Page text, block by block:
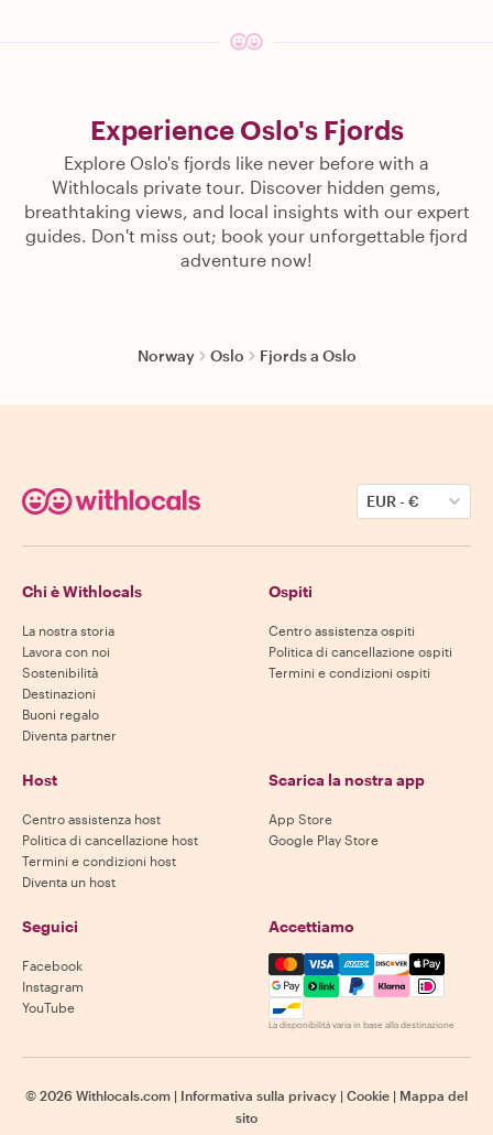
Experience Oslo's Fjords
Explore Oslo's fjords like never before with a
Withlocals private tour. Discover hidden gems,
breathtaking views, and local insights with our expert
guides. Don't miss out; book your unforgettable fjord
adventure now!
Norway Oslo Fjords a Oslo
EUR-€
Chi è Withlocals
La nostra storia
Lavora con noi
Sostenibilità
Destinazioni
Buoni regalo
Diventa partner
Ospiti
Centro assistenza ospiti
Politica di cancellazione ospiti
Termini e condizioni ospiti
Host
Centro assistenza host
Politica di cancellazione host
Termini e condizioni host
Diventa un host
Scarica la nostra app
App Store
Google Play Store
Seguici
Facebook
Instagram
YouTube
Accettiamo
Mastercard, Visa, Amex,
La disponibilità varia in base alla destinazione
© 2026 Withlocals.com | Informativa sulla privacy | Cookie | Mappa del
sito